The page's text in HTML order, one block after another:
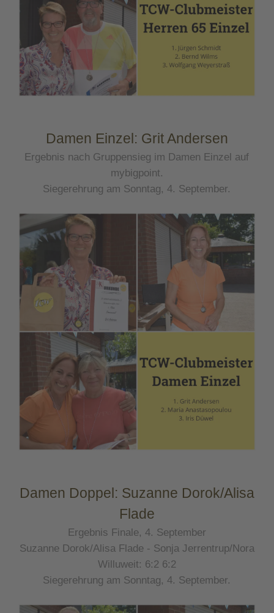
Damen Einzel: Grit Andersen
Ergebnis nach Gruppensieg im Damen Einzel auf
mybigpoint.
Siegerehrung am Sonntag, 4. September.
Damen Doppel: Suzanne Dorok/Alisa
Flade
Ergebnis Finale, 4. September
Suzanne Dorok/Alisa Flade - Sonja Jerrentrup/Nora
Willuweit: 6:2 6:2
Siegerehrung am Sonntag, 4. September.